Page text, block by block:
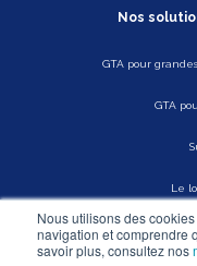
Nous utilisons des
navigation et comprendre
savoir plus, consultez nos
Nos
GTA pour
GTA
Le